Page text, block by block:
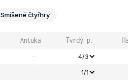
Smíšené čtyřhry
Antuka Tvrdý p.
-
4/3
-
1/1